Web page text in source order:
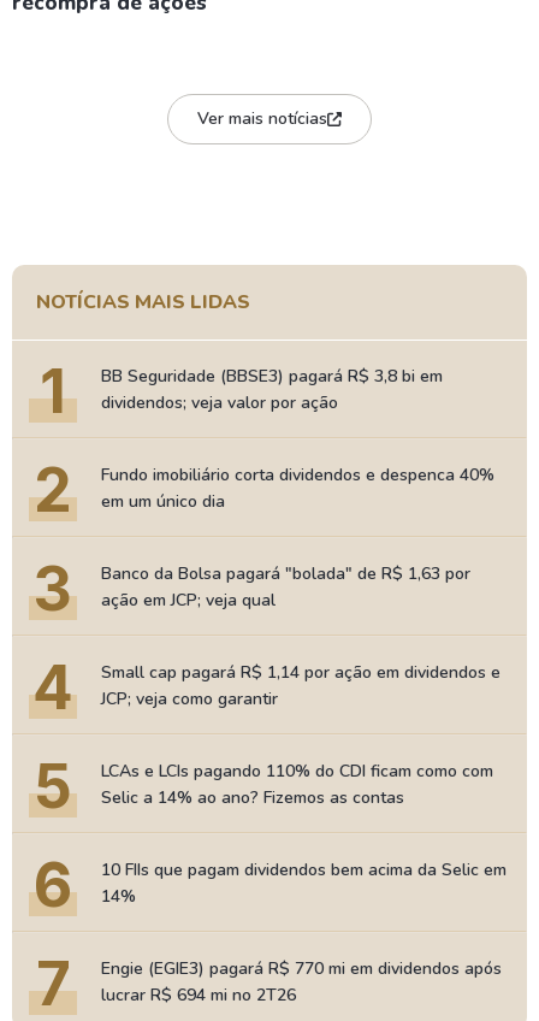
Ver mais notícias
NOTÍCIAS MAIS LIDAS
1
BB Seguridade (BBSE3) pagará R$ 3,8 bi em
dividendos; veja valor por ação
2
Fundo imobiliário corta dividendos e despenca 40%
em um único dia
3
Banco da Bolsa pagará "bolada" de R$ 1,63 por
ação em JCP; veja qual
4
Small cap pagará R$ 1,14 por ação em dividendos e
JCP; veja como garantir
5
LCAs e LCIs pagando 110% do CDI ficam como com
Selic a 14% ao ano? Fizemos as contas
6
10 FIIs que pagam dividendos bem acima da Selic em
14%
7
Engie (EGIE3) pagará R$ 770 mi em dividendos após
lucrar R$ 694 mi no 2T26